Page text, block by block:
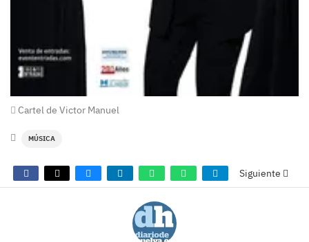
Cartel de Victor Manuel
MÚSICA
Siguiente